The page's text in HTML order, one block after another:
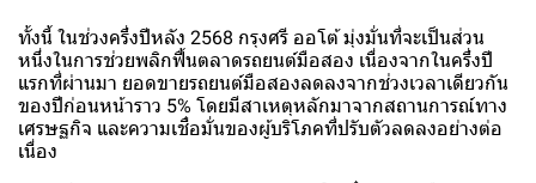
ทั้งนี้ ในช่วงครึ่งปีหลัง 2568 กรุงศรี ออโต้ มุ่งมั่นที่จะเป็นส่วน
หนึ่งในการช่วยพลิกฟื้นตลาดรถยนต์มือสอง เนื่องจากในครึ่งปี
แรกที่ผ่านมา ยอดขายรถยนต์มือสองลดลงจากช่วงเวลาเดียวกัน
ของปีก่อนหน้าราว 5% โดยมีสาเหตุหลักมาจากสถานการณ์ทาง
เศรษฐกิจ และความเชื่อมั่นของผู้บริโภคที่ปรับตัวลดลงอย่างต่อ
เนื่อง